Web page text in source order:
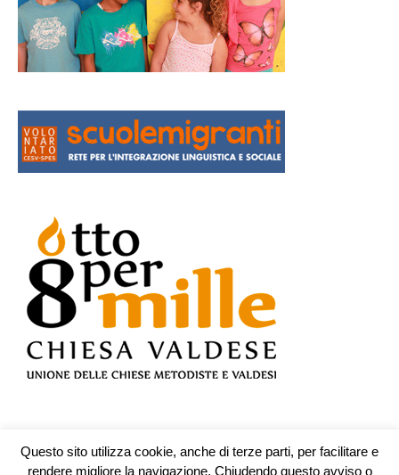
© Testata n.609 registrata presso il Tribunale di Teramo il 19.10.2009 -
Questo sito utilizza cookie, anche di terze parti, per facilitare e
rendere migliore la navigazione. Chiudendo questo avviso o